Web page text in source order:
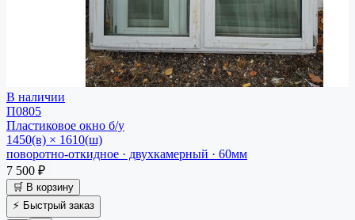
В наличии
П0805
Пластиковое окно б/у
1450(в) × 1610(ш)
поворотно-откидное · двухкамерный · 60мм
7 500 ₽
🛒 В корзину
⚡ Быстрый заказ